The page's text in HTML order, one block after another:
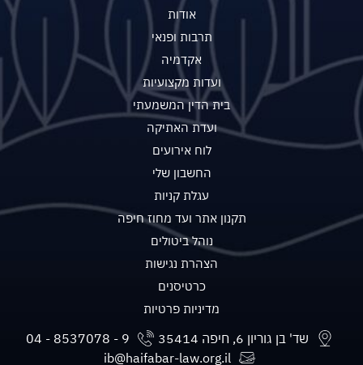
אודות
תרבות ופנאי
אקדמיה
ועדות מקצועיות
בית הדין המשמעתי
ועדת האתיקה
לוח אירועים
החשבון שלי
עגלת קניות
תקנון אתר ועד מחוז חיפה
נוהל ביטולים
הצהרת נגישות
כרטיסנים
מדיניות פרטיות
שד' בן גוריון 6, חיפה 35414
ib@haifabar-law.org.il